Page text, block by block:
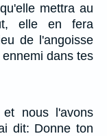
mettra au
elle en fera
de l'angoisse
dans tes
nous l'avons
dit: Donne ton